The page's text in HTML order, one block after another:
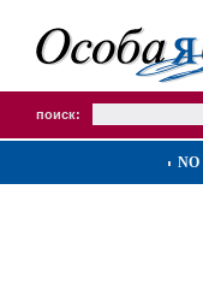
поиск:
NO